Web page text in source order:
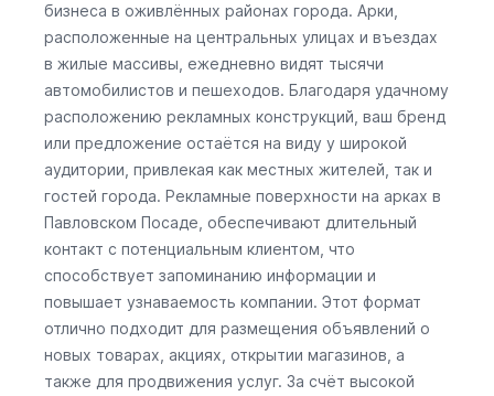
бизнеса в оживлённых районах города. Арки,
расположенные на центральных улицах и въездах
в жилые массивы, ежедневно видят тысячи
автомобилистов и пешеходов. Благодаря удачному
расположению рекламных конструкций, ваш бренд
или предложение остаётся на виду у широкой
аудитории, привлекая как местных жителей, так и
гостей города. Рекламные поверхности на арках в
Павловском Посаде, обеспечивают длительный
контакт с потенциальным клиентом, что
способствует запоминанию информации и
повышает узнаваемость компании. Этот формат
отлично подходит для размещения объявлений о
новых товарах, акциях, открытии магазинов, а
также для продвижения услуг. За счёт высокой